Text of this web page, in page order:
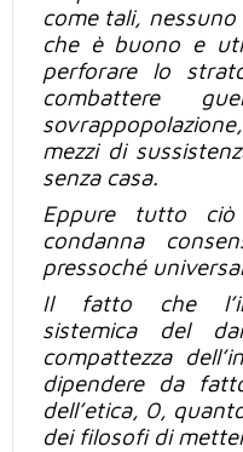
come tali,
che è buono e
perforare lo
combattere
mezzi di
senza casa.
Eppure tutto ciò
condanna
pressoché
Il fatto che
sistemica del
compattezza
dipendere da
dell’etica, 0,
dei filosofi di